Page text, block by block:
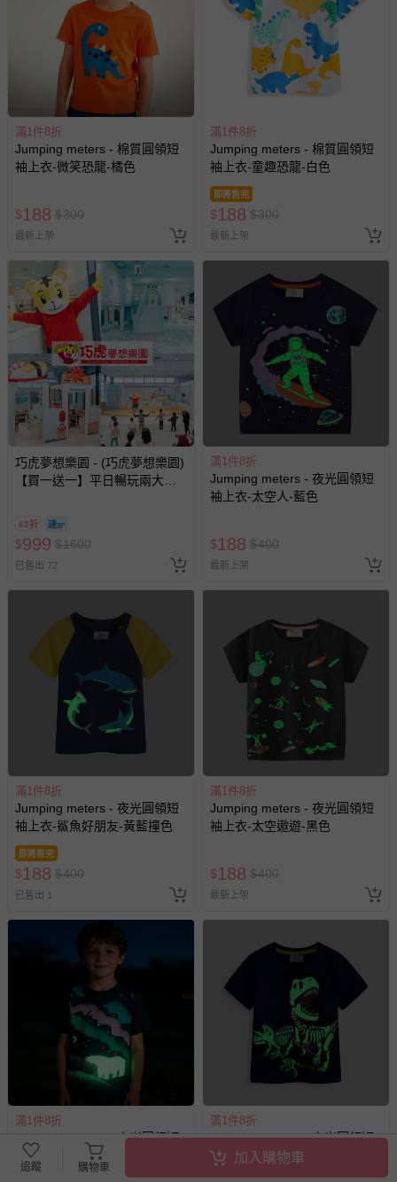
滿1件8折
Jumping meters - 棉質圓領短
袖上衣-微笑恐龍-橘色
$188 $300
最新上架
滿1件8折
Jumping meters - 棉質圓領短
袖上衣-童趣恐龍-白色
即將售完
$188 $300
最新上架
巧虎夢想樂園 - (巧虎夢想樂園)
【買一送一】平日暢玩兩大一
2026/10/16 正券逾期視同現金
券使用
62折
$999 $1600
已售出 72
滿1件8折
Jumping meters - 夜光圓領短
袖上衣-太空人-藍色
$188 $400
最新上架
滿1件8折
Jumping meters - 夜光圓領短
袖上衣-鯊魚好朋友-黃藍撞色
即將售完
$188 $400
已售出 1
滿1件8折
Jumping meters - 夜光圓領短
袖上衣-太空遨遊-黑色
$188 $400
最新上架
滿1件8折
Jumping meters - 夜光圓領短
袖上衣-星河下的北極熊-藏青
滿1件8折
Jumping meters - 夜光圓領短
袖上衣-幻彩恐龍骨骼-藏青
追蹤 購物車
加入購物車